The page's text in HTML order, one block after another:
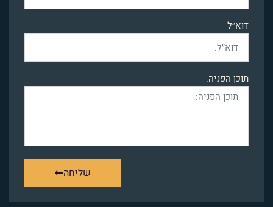
דוא״ל
תוכן הפניה:
שליחה